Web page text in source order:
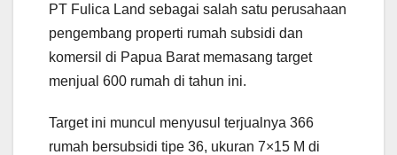
PT Fulica Land sebagai salah satu perusahaan
pengembang properti rumah subsidi dan
komersil di Papua Barat memasang target
menjual 600 rumah di tahun ini.
Target ini muncul menyusul terjualnya 366
rumah bersubsidi tipe 36, ukuran 7×15 M di